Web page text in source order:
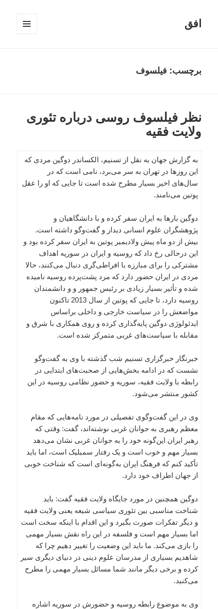
افق
برچسب: فیلسوف
نظر فیلسوف روسی درباره تئوری
ولایت فقیه
به گزارش جهان به نقل از تسنیم، الکساندر دوگین مردی که
این روزها در تهران به سر می‌برد، نامی است که در
سال‌های اخیر بسیار مطرح شده است تا جایی که او را عقل
پوتین می‌نامند.
دوگین بارها به ایران سفر کرده و با دانشگاهیان و
پژوهشگران علوم انسانی دیدار و گفت‌وگو داشته است.
بیش از دو ماه پیش ولادیمیر پوتین به ایران سفر کرده بود و
این درحالی رخ داد که روسیه و ایران در سوریه اهداف
مشترکی را برای مبارزه با افراطی‌گری دنبال می‌کنند، حالا
مردی در ایران حضور دارد که مرد پشت‌پرده روسیه نامیده
شده و تأثیر بسیار زیادی بر رئیس جمهور و و دانشمندان
روسیه دارد، تا جایی که پوتین از سال 2013 تاکنون
مواضعش را در سیاست خارجی و داخلی براساس
ایدئولوژی دوگین پایه‌گذاری کرده و روی همکاری با شرق و
مقابله با سیاست‌های غربی متمرکز شده است.
خبرنگار خبرگزاری تسنیم شب گذشته با وی به گفت‌و‌گو
نشست که در ادامه بخش‌هایی از صحبت‌های ابتدایی در
رابطه با ولایت فقیه، سوریه و حضور نظامی روسیه در این
کشور منتشر می‌شود.
وی در این گفت‌و‌گوی تفصیلی در مورد نامه‌هایی که مقام
معظم رهبری به جوانان غربی نوشته‌اند، گفت: وقتی که
رهبر ایران این‌گونه خود را به جوانان غربی نشان می‌دهد
بسیار مهم و خوب است و یک رفتار سمبلیک است، اما باید
تأکید کنم که فرهنگ ایران به‌گونه‌ای است که شناخت خوبی
از جهان اطراف خود دارد.
دوگین همچنین در مورد جایگاه ولایت فقیه گفت: باید
شناخت مناسبی بین تئوری سیاسی شیعه یعنی ولایت فقیه
و دیگر تفکرات صورت بگیرد و این اقدام با اینکه سخت است
اما بسیار مهم است و فلسفه در این راه نقش بسیار مهمی
را بازی می‌کند. ما باید این وضعیت را تغییر دهیم چرا که
شاهدیم بسیاری از مدرسان علوم دینی در دنیای دیگری سیر
کرده و برخی دیگر مانند شما مسائل بسیار مهمی را مطرح
می‌کنید.
وی به موضوع رابطه روسیه و حضورش در سوریه اشاره